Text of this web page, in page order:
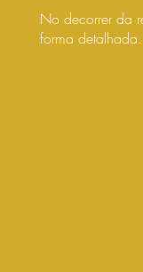
No decorrer da
forma detalhada.